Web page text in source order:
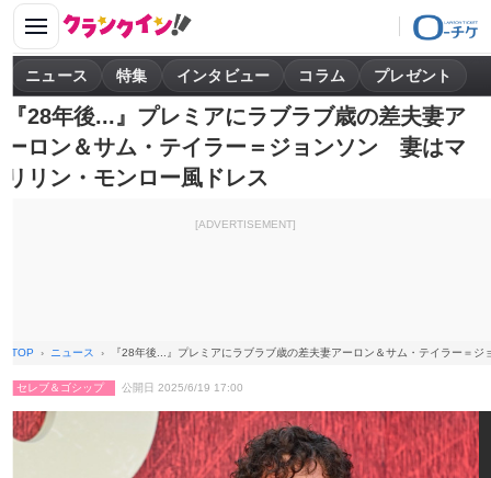
ニュース 特集 インタビュー コラム プレゼント
『28年後...』プレミアにラブラブ歳の差夫妻ア
ーロン＆サム・テイラー＝ジョンソン 妻はマ
リリン・モンロー風ドレス
[ADVERTISEMENT]
TOP ニュース 『28年後...』プレミアにラブラブ歳の差夫妻アーロン＆サム・テイラー＝
セレブ＆ゴシップ 公開日 2025/6/19 17:00